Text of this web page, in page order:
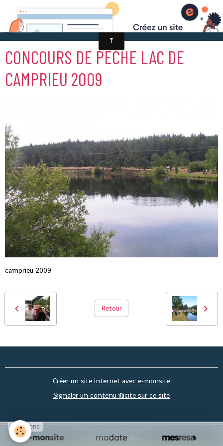
CONCOURS DE PÊCHE LAC DE
CAMPRIEU 2009
camprieu 2009
Retour
Créer un site internet avec e-monsite
Signaler un contenu illicite sur ce site
Gestion des cookies
SPONSORS